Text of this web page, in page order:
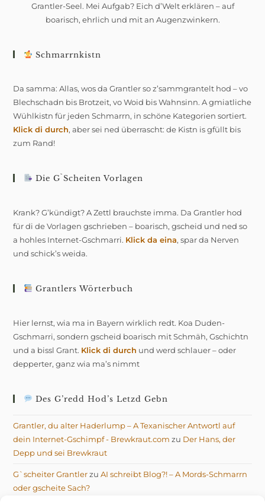
Grantler-Seel. Mei Aufgab? Eich d’Welt erklären – auf
boarisch, ehrlich und mit an Augenzwinkern.
Schmarrnkistn
Da samma: Allas, wos da Grantler so z’sammgrantelt hod – vo
Blechschadn bis Brotzeit, vo Woid bis Wahnsinn. A gmiatliche
Wühlkistn für jeden Schmarrn, in schöne Kategorien sortiert.
Klick di durch, aber sei ned überrascht: de Kistn is gfüllt bis
zum Rand!
Die G`scheiten Vorlagen
Krank? G’kündigt? A Zettl brauchste imma. Da Grantler hod
für di de Vorlagen gschrieben – boarisch, gscheid und ned so
a hohles Internet-Gschmarri. Klick da eina, spar da Nerven
und schick’s weida.
Grantlers Wörterbuch
Hier lernst, wia ma in Bayern wirklich redt. Koa Duden-
Gschmarri, sondern gscheid boarisch mit Schmäh, Gschichtn
und a bissl Grant. Klick di durch und werd schlauer – oder
depperter, ganz wia ma’s nimmt
Des G’redd Hod’s Letzd Gebn
Grantler, du alter Haderlump – A Texanischer Antwortl auf
dein Internet-Gschimpf - Brewkraut.com zu Der Hans, der
Depp und sei Brewkraut
G`scheiter GrantlerzuAI schreibt Blog?! – A Mords-Schmarrn
oder gscheite Sach?